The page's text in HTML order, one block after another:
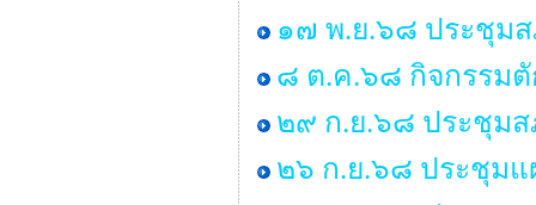
๑๗ พ.ย.๖๘ ประชุม
๘ ต.ค.๖๘ กิจกรรม
๒๙ ก.ย.๖๘ ประชุม
๒๖ ก.ย.๖๘ ประชุม